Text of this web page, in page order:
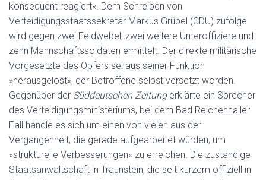
konsequent reagiert«. Dem Schreiben von
Verteidigungsstaatssekretär Markus Grübel (CDU) zufolge
wird gegen zwei Feldwebel, zwei weitere Unteroffiziere und
zehn Mannschaftssoldaten ermittelt. Der direkte militärische
Vorgesetzte des Opfers sei aus seiner Funktion
»herausgelöst«, der Betroffene selbst versetzt worden.
Gegenüber der Süddeutschen Zeitung erklärte ein Sprecher
des Verteidigungsministeriums, bei dem Bad Reichenhaller
Fall handle es sich um einen von vielen aus der
Vergangenheit, die gerade aufgearbeitet würden, um
»strukturelle Verbesserungen« zu erreichen. Die zuständige
Staatsanwaltschaft in Traunstein, die seit kurzem offiziell in